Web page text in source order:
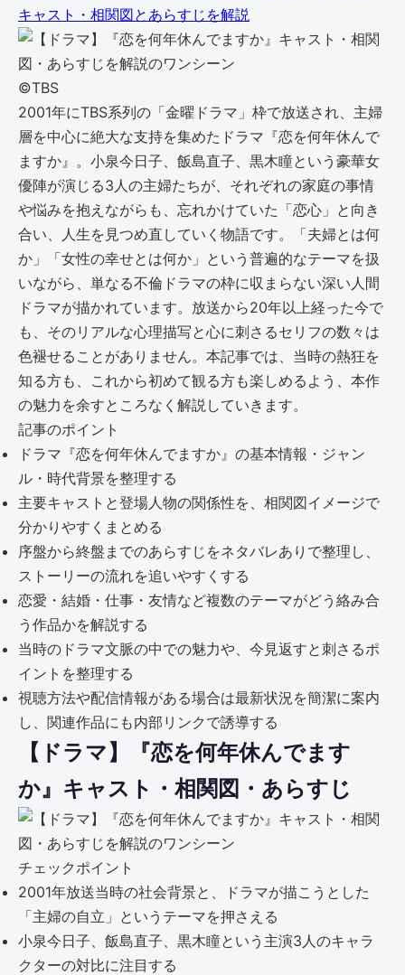
キャスト・相関図とあらすじを解説
©TBS
2001年にTBS系列の「金曜ドラマ」枠で放送され、主婦
層を中心に絶大な支持を集めたドラマ『恋を何年休んで
ますか』。小泉今日子、飯島直子、黒木瞳という豪華女
優陣が演じる3人の主婦たちが、それぞれの家庭の事情
や悩みを抱えながらも、忘れかけていた「恋心」と向き
合い、人生を見つめ直していく物語です。「夫婦とは何
か」「女性の幸せとは何か」という普遍的なテーマを扱
いながら、単なる不倫ドラマの枠に収まらない深い人間
ドラマが描かれています。放送から20年以上経った今で
も、そのリアルな心理描写と心に刺さるセリフの数々は
色褪せることがありません。本記事では、当時の熱狂を
知る方も、これから初めて観る方も楽しめるよう、本作
の魅力を余すところなく解説していきます。
記事のポイント
ドラマ『恋を何年休んでますか』の基本情報・ジャン
ル・時代背景を整理する
主要キャストと登場人物の関係性を、相関図イメージで
分かりやすくまとめる
序盤から終盤までのあらすじをネタバレありで整理し、
ストーリーの流れを追いやすくする
恋愛・結婚・仕事・友情など複数のテーマがどう絡み合
う作品かを解説する
当時のドラマ文脈の中での魅力や、今見返すと刺さるポ
イントを整理する
視聴方法や配信情報がある場合は最新状況を簡潔に案内
し、関連作品にも内部リンクで誘導する
【ドラマ】『恋を何年休んでます
か』キャスト・相関図・あらすじ
チェックポイント
2001年放送当時の社会背景と、ドラマが描こうとした
「主婦の自立」というテーマを押さえる
小泉今日子、飯島直子、黒木瞳という主演3人のキャラ
クターの対比に注目する